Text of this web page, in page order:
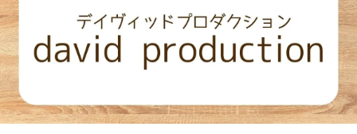
最新記事一覧
アニメ記事一覧